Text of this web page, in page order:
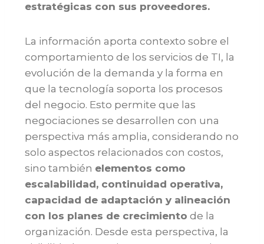
estratégicas con sus proveedores.
La información aporta contexto sobre el
comportamiento de los servicios de TI, la
evolución de la demanda y la forma en
que la tecnología soporta los procesos
del negocio. Esto permite que las
negociaciones se desarrollen con una
perspectiva más amplia, considerando no
solo aspectos relacionados con costos,
sino también elementos como
escalabilidad, continuidad operativa,
capacidad de adaptación y alineación
con los planes de crecimiento de la
organización. Desde esta perspectiva, la